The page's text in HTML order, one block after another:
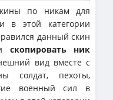
по никам для
в этой категории
данный скин
скопировать ник
вид вместе с
солдат, пехоты,
военный сил в